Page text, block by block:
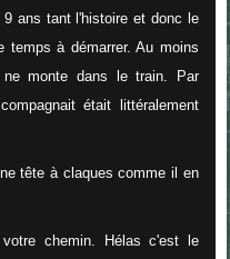
ans tant l'histoire et donc le
temps à démarrer. Au moins
monte dans le train. Par
était littéralement
tête à claques comme il en
chemin. Hélas c'est le